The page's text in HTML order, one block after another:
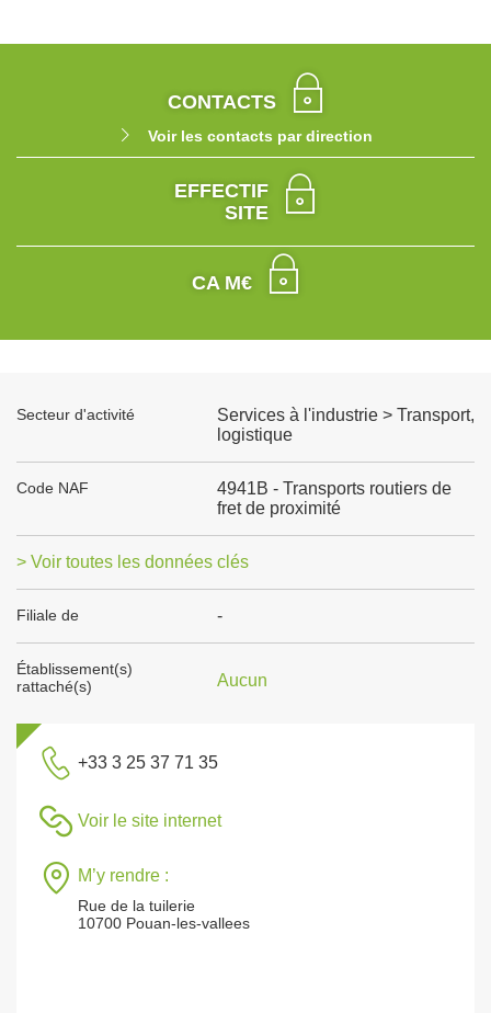
CONTACTS
Voir les contacts par direction
EFFECTIF
SITE
CA M€
Secteur d'activité
Services à l'industrie > Transport,
logistique
Code NAF
4941B - Transports routiers de
fret de proximité
> Voir toutes les données clés
Filiale de -
Établissement(s)
rattaché(s)
Aucun
+33 3 25 37 71 35
Voir le site internet
M’y rendre :
Rue de la tuilerie
10700 Pouan-les-vallees